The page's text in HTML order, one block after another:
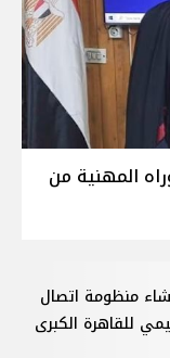
المهنية من
منظومة اتصال
للقاهرة الكبرى